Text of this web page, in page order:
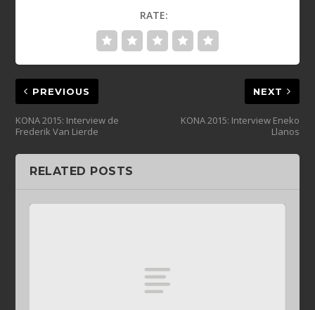
RATE:
PREVIOUS
KONA 2015: Interview de
Frederik Van Lierde
NEXT
KONA 2015: Interview Eneko
Llanos
RELATED POSTS